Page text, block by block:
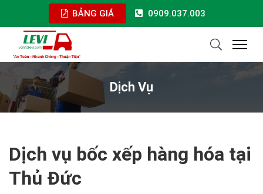
BẢNG GIÁ 0909.037.003
Dịch Vụ
Dịch vụ bốc xếp hàng hóa tại
Thủ Đức